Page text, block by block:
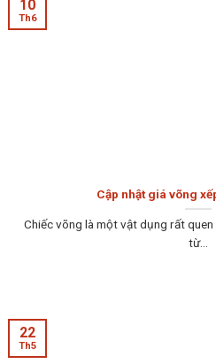
Cập nhật giá võng
Chiếc võng là một vật dụng rất
từ...
10
Th6
22
Th5